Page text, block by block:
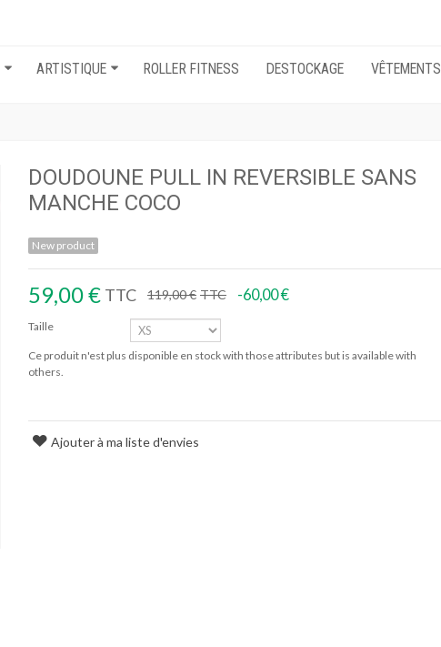
ARTISTIQUE ROLLER FITNESS DESTOCKAGE VÊTEMENTS
DOUDOUNE PULL IN REVERSIBLE SANS
MANCHE COCO
New product
59,00 € TTC 119,00 € TTC -60,00 €
Taille
Ce produit n'est plus disponible en stock with those attributes but is available with
others.
Ajouter à ma liste d'envies